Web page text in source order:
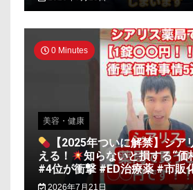
0 Minutes
美容・健康
【2025年ついに解禁】シア
える！
知らないと損する“価
#4位が衝撃 #ED治療薬 #市販
2026年7月21日